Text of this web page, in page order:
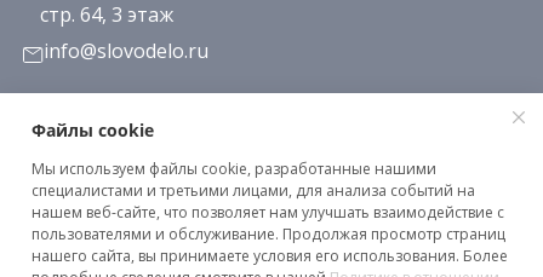
стр. 64, 3 этаж
info@slovodelo.ru
Заказать звонок
Подписаться на рассылку
Клиентское соглашение
Файлы cookie
Мы используем файлы cookie, разработанные нашими
специалистами и третьими лицами, для анализа событий на
нашем веб-сайте, что позволяет нам улучшать взаимодействие с
пользователями и обслуживание. Продолжая просмотр страниц
нашего сайта, вы принимаете условия его использования. Более